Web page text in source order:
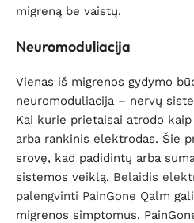
migreną be vaistų.
Neuromoduliacija
Vienas iš migrenos gydymo
neuromoduliacija – nervų
Kai kurie prietaisai atrodo
arba rankinis elektrodas. Šie
srovę, kad padidintų arba
sistemos veiklą. Belaidis
palengvinti PainGone Qalm
migrenos simptomus.